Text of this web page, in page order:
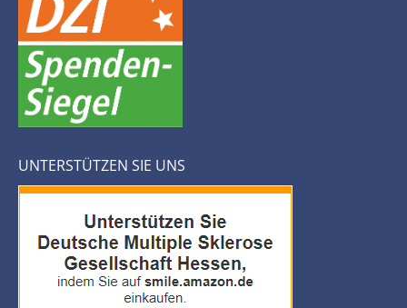
UNTERSTÜTZEN SIE UNS